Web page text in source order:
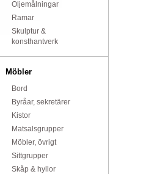
Oljemålningar
Ramar
Skulptur &
konsthantverk
Möbler
Bord
Byråar, sekretärer
Kistor
Matsalsgrupper
Möbler, övrigt
Sittgrupper
Skåp & hyllor